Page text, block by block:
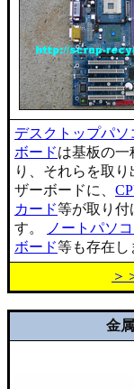
デスクトップパソ
ボードは基板の一
り、それらを取
ザーボードに、
カード等が取り付
す。
ノートパソ
ボード等も存在し
＞
金